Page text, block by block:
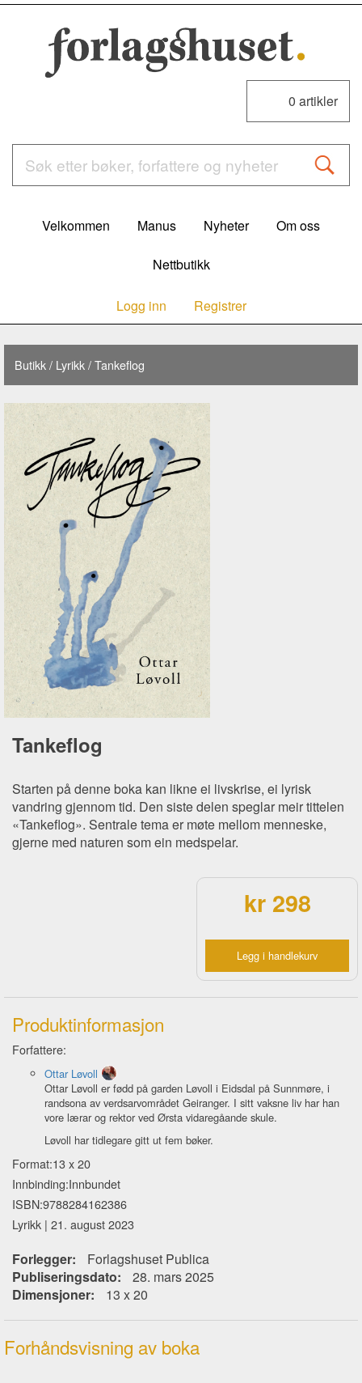
0 artikler
Velkommen Manus Nyheter Om oss
Nettbutikk
Logg inn Registrer
Butikk/ Lyrikk/ Tankeflog
Tankeflog
Starten på denne boka kan likne ei livskrise, ei lyrisk
vandring gjennom tid. Den siste delen speglar meir tittelen
«Tankeflog». Sentrale tema er møte mellom menneske,
gjerne med naturen som ein medspelar.
kr 298
Legg i handlekurv
Produktinformasjon
Forfattere:
Ottar Løvoll
Ottar Løvoll er fødd på garden Løvoll i Eidsdal på Sunnmøre, i
randsona av verdsarvområdet Geiranger. I sitt vaksne liv har han
vore lærar og rektor ved Ørsta vidaregåande skule.
Løvoll har tidlegare gitt ut fem bøker.
Format:13 x 20
Innbinding:Innbundet
ISBN:9788284162386
Lyrikk | 21. august 2023
Forlegger:
Forlagshuset Publica
Publiseringsdato:
28. mars 2025
Dimensjoner:
13 x 20
Forhåndsvisning av boka